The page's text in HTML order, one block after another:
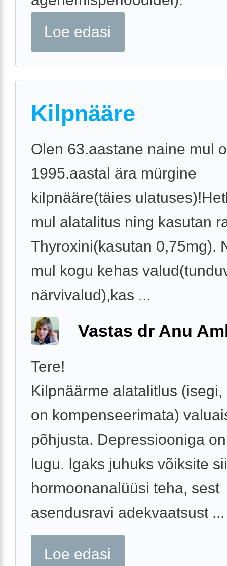
Loe edasi
Kilpnääre
Olen 63.aastane naine mul
1995.aastal ära mürgine
kilpnääre(täies
mul alatalitus ning kasutan
Thyroxini(kasutan 0,75mg).
mul kogu kehas
närvivalud),kas ...
Vastas dr Anu
Tere!
Kilpnäärme alatalitlus (isegi,
on kompenseerimata)
põhjusta. Depressiooniga
lugu. Igaks juhuks võiksite
hormoonanalüüsi teha, sest
asendusravi adekvaatsust ...
Loe edasi